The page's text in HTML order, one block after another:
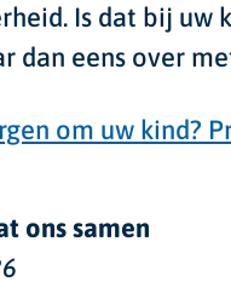
Is dat bij uw
dan eens over
om uw kind?
ons samen